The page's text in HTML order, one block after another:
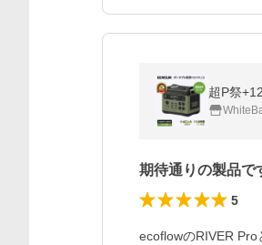
超P祭
期待通りの製品で
5
ecoflowのRIVER Pro